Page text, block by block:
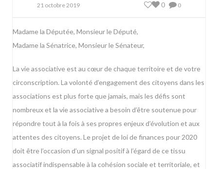
21 octobre 2019 0
0
Madame la Députée, Monsieur le Député,
Madame la Sénatrice, Monsieur le Sénateur,
La vie associative est au cœur de chaque territoire et de votre
circonscription. La volonté d’engagement des citoyens dans les
associations est plus forte que jamais, mais les défis sont
nombreux et la vie associative a besoin d’être soutenue pour
répondre tout à la fois à ses propres enjeux d’évolution et aux
attentes des citoyens. Le projet de loi de finances pour 2020
doit être l’occasion d’un signal positif à l’égard de ce tissu
associatif indispensable à la cohésion sociale et territoriale, et